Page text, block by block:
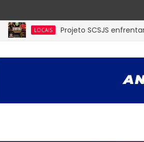
LOCAIS Projeto SCSJS enfrentará